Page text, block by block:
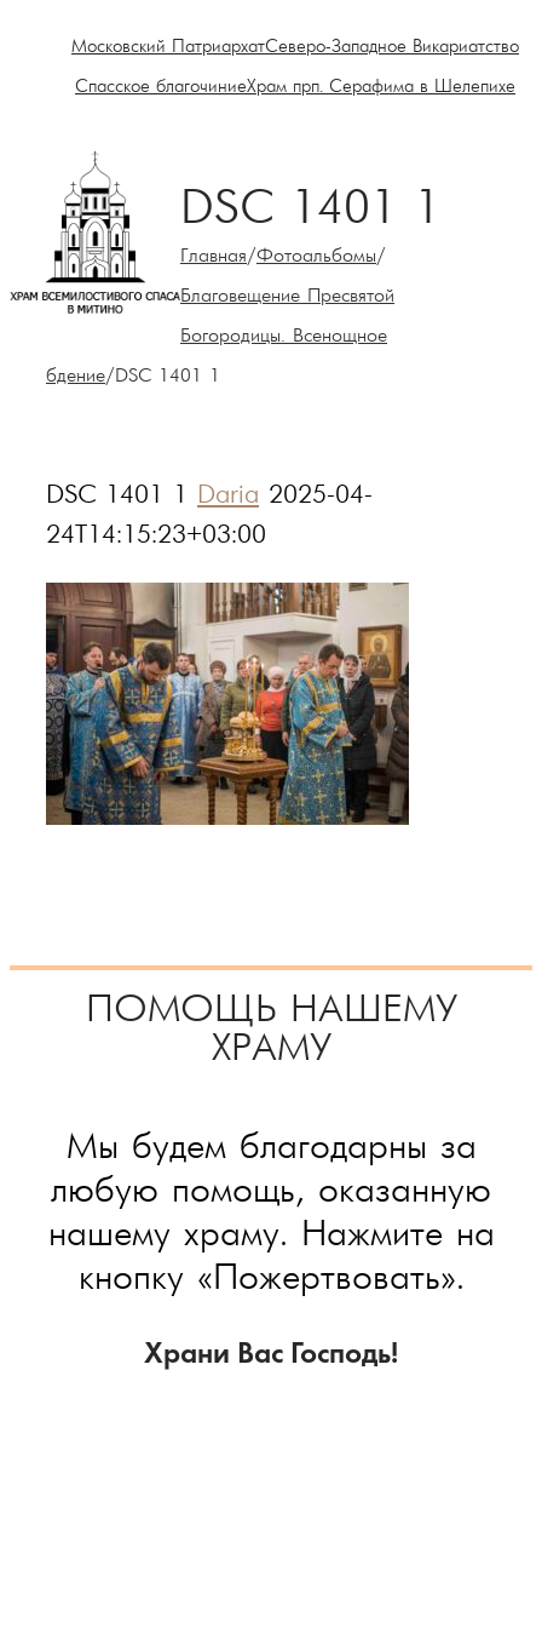
Московский ПатриархатСеверо-Западное Викариатство
Спасское благочиниеХрам прп. Серафима в Шелепихе
DSC 1401 1
Главная/Фотоальбомы/
Благовещение Пресвятой
Богородицы. Всенощное
бдение/DSC 1401 1
DSC 1401 1 Daria 2025-04-
24T14:15:23+03:00
ПОМОЩЬ НАШЕМУ
ХРАМУ
Мы будем благодарны за
любую помощь, оказанную
нашему храму. Нажмите на
кнопку «Пожертвовать».
Храни Вас Господь!